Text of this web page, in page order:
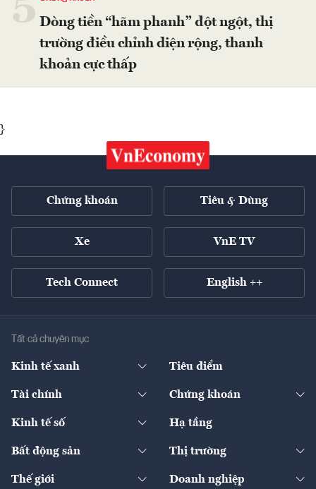
Dòng tiền “hãm phanh” đột ngột, thị
trường điều chỉnh diện rộng, thanh
khoản cực thấp
}
Chứng khoán Tiêu & Dùng
Xe VnE TV
Tech Connect English ++
Tất cả chuyên mục
Kinh tế xanh
Diễn đàn
Tiêu điểm
Tài chính
Ngân hàng
Bảo hiểm
Chứng khoán
Doanh nghiệp niêm yết
Kinh tế số
Sản phẩm - Thị trường
Hạ tầng
Bất động sản
Chính sách
Thị trường
Thế giới Doanh nghiệp